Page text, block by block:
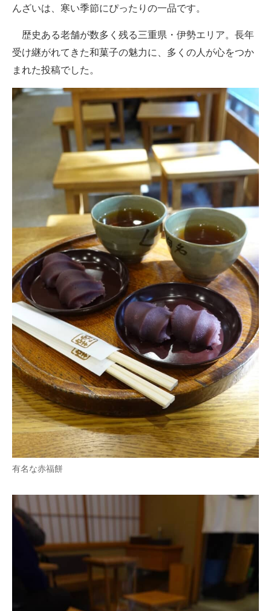
んざいは、寒い季節にぴったりの一品です。
歴史ある老舗が数多く残る三重県・伊勢エリア。長年
受け継がれてきた和菓子の魅力に、多くの人が心をつか
まれた投稿でした。
有名な赤福餅